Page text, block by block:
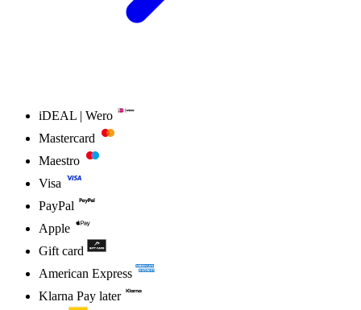
iDEAL | Wero
Mastercard
Maestro
Visa
PayPal
Apple
Gift card
American Express
Klarna Pay later